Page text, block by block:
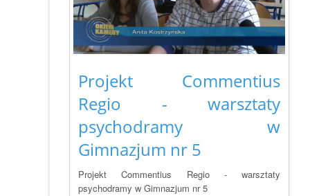
Projekt Commentius
Regio - warsztaty
psychodramy w
Gimnazjum nr 5
Projekt Commentius Regio - warsztaty
psychodramy w Gimnazjum nr 5